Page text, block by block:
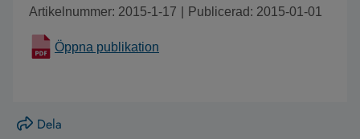
Artikelnummer: 2015-1-17 Publicerad: 2015-01-01
Öppna publikation
Dela